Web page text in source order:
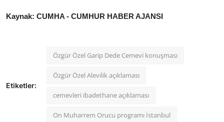
Kaynak: CUMHA - CUMHUR HABER AJANSI
Etiketler:
Özgür Özel Garip Dede Cemevi konuşması
Özgür Özel Alevilik açıklaması
cemevleri ibadethane açıklaması
On Muharrem Orucu programı İstanbul